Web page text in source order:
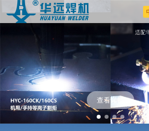
查看详情